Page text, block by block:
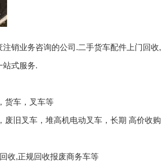
销业务咨询的公司.二手货车配件上门回收,
站式服务.
货车，叉车等
旧叉车，堆高机电动叉车，长期 高价收购
收,正规回收报废商务车等